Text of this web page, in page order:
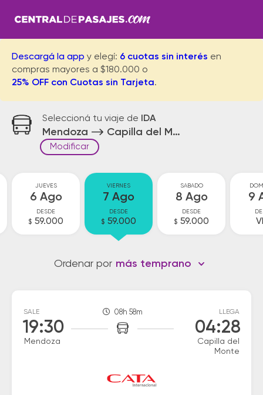
Descargá la app y elegí: 6 cuotas sin interés en
compras mayores a $180.000 o
25% OFF con Cuotas sin Tarjeta.
Seleccioná tu viaje de IDA
Mendoza Capilla del Monte
Modificar
JUEVES
6 Ago
DESDE
$ 59.000
VIERNES
7 Ago
DESDE
$ 59.000
SABADO
8 Ago
DESDE
$ 59.000
9
Ordenar por más temprano
SALE
19:30
Mendoza
08h 58m LLEGA
04:28
Capilla del
Monte